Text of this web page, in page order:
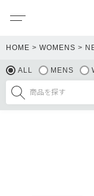
HOME WOMENS
ALL MENS